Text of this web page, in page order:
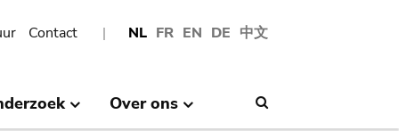
NL FR EN DE 中文
Contact
Over ons